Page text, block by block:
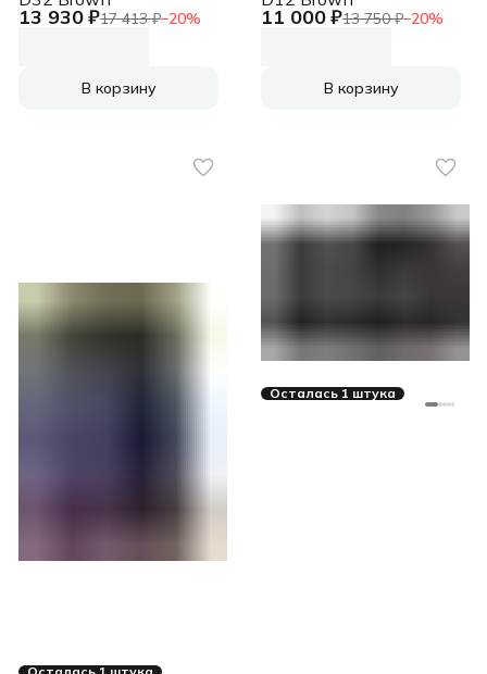
13 930 ₽17 413 ₽−20%
В корзину
11 000 ₽13 750 ₽−20%
В корзину
Осталась 1 штука